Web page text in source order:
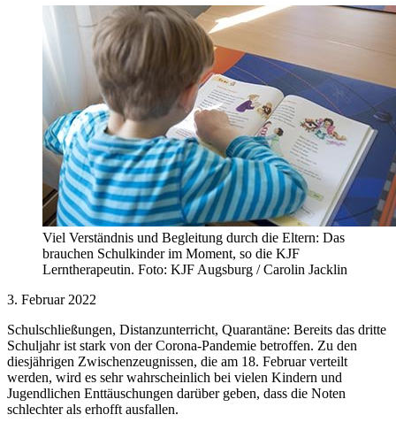
Viel Verständnis und Begleitung durch die Eltern: Das
brauchen Schulkinder im Moment, so die KJF
Lerntherapeutin. Foto: KJF Augsburg / Carolin Jacklin
3. Februar 2022
Schulschließungen, Distanzunterricht, Quarantäne: Bereits das dritte
Schuljahr ist stark von der Corona-Pandemie betroffen. Zu den
diesjährigen Zwischenzeugnissen, die am 18. Februar verteilt
werden, wird es sehr wahrscheinlich bei vielen Kindern und
Jugendlichen Enttäuschungen darüber geben, dass die Noten
schlechter als erhofft ausfallen.